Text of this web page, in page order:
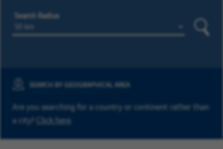
Search Radius
SEARCH BY GEOGRAPHICAL AREA
Are you searching for a country or continent rather than
a city? Click here